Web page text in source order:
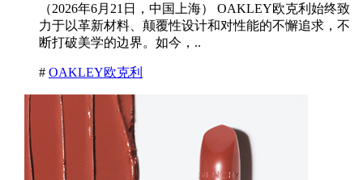
（2026年6月21日，中国上海） OAKLEY欧克利始终致
力于以革新材料、颠覆性设计和对性能的不懈追求，不
断打破美学的边界。如今，..
# OAKLEY欧克利